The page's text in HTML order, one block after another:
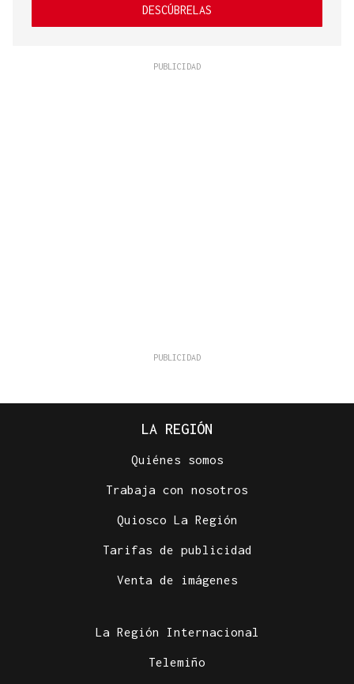
DESCÚBRELAS
LA REGIÓN
Quiénes somos
Trabaja con nosotros
Quiosco La Región
Tarifas de publicidad
Venta de imágenes
La Región Internacional
Telemiño